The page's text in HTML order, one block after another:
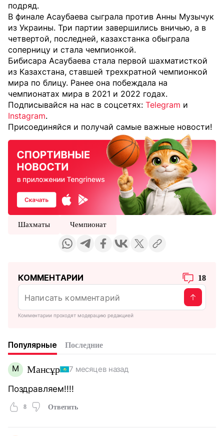
подряд.
В финале Асаубаева сыграла против Анны Музычук
из Украины. Три партии завершились вничью, а в
четвертой, последней, казахстанка обыграла
соперницу и стала чемпионкой.
Бибисара Асаубаева стала первой шахматисткой
из Казахстана, ставшей трехкратной чемпионкой
мира по блицу. Ранее она побеждала на
чемпионатах мира в 2021 и 2022 годах.
Подписывайся на нас в соцсетях: Telegram и
Instagram.
Присоединяйся и получай самые важные новости!
Шахматы Чемпионат
КОММЕНТАРИИ 18
Комментарии проходят модерацию редакцией
Популярные Последние
М Мансұр 7 месяцев назад
Поздравляем!!!!
8 Ответить